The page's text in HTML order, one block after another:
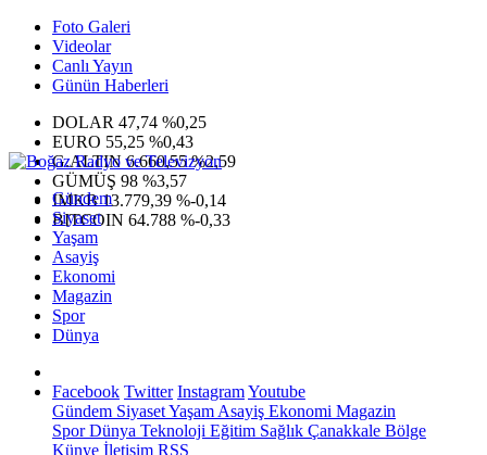
Foto Galeri
Videolar
Canlı Yayın
Günün Haberleri
DOLAR 47,74 %0,25
EURO 55,25 %0,43
G.ALTIN6.660,55 %2,59
GÜMÜŞ 98 %3,57
IMKB13.779,39 %-0,14
BITCOIN 64.788 %-0,33
Gündem
Siyaset
Yaşam
Asayiş
Ekonomi
Magazin
Spor
Dünya
Facebook Twitter InstagramYoutube
Gündem SiyasetYaşam Asayiş Ekonomi Magazin
SporDünya Teknoloji Eğitim Sağlık Çanakkale Bölge
Künye İletişim RSS